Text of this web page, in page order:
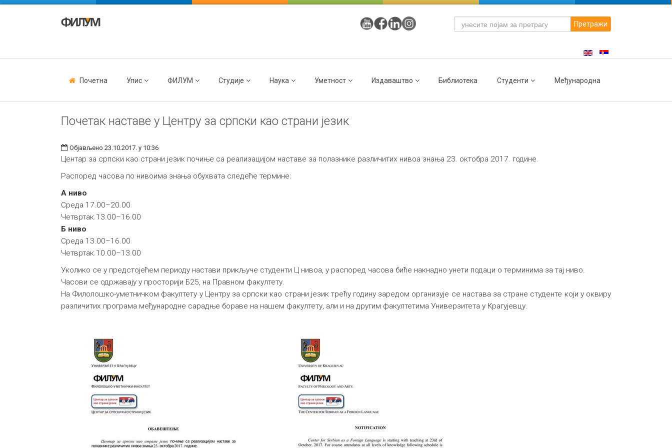
Претражи
Почетна Упис ФИЛУМ Студије Наука Уметност Издаваштво Библиотека Студенти Међународна
Почетак наставе у Центру за српски као страни језик
Објављено 23.10.2017. у 10:36
Центар за српски као страни језик почиње са реализацијом наставе за полазнике различитих нивоа знања 23. октобра 2017. годинe.
Распоред часова по нивоима знања обухвата следеће термине:
А ниво
Среда 17.00–20.00
Четвртак 13.00–16.00
Б ниво
Среда 13.00–16.00
Четвртак 10.00–13.00
Уколико се у предстојећем периоду настави прикључе студенти Ц нивоа, у распоред часова биће накнадно унети подаци о терминима за тај ниво.
Часови се одржавају у просторији Б25, на Правном факултету.
На Филолошко-уметничком факултету у Центру за српски као страни језик трећу годину заредом организује се настава за стране студенте који у оквиру
различитих програма међународне сарадње бораве на нашем факултету, али и на другим факултетима Универзитета у Крагујевцу.